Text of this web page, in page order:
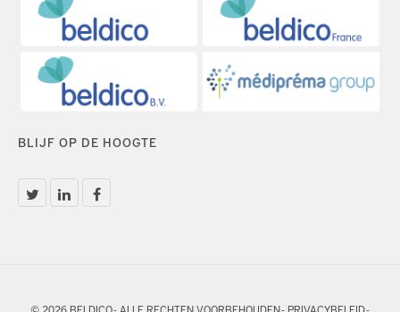
BLIJF OP DE HOOGTE